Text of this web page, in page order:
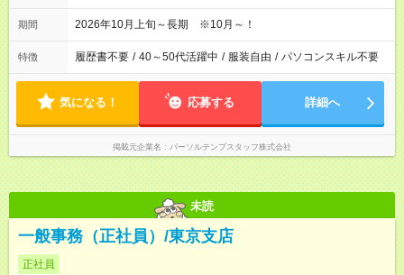
期間 2026年10月上旬～長期 ※10月～！
特徴 履歴書不要 / 40～50代活躍中 / 服装自由 / パソコンスキル不要
気になる！ 応募する 詳細へ
掲載元企業名 パーソルテンプスタッフ株式会社
未読
一般事務（正社員）/東京支店
正社員